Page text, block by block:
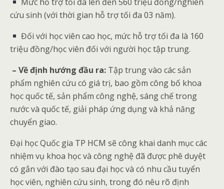
cứu sinh (với thời gian hỗ trợ tối đa 03 năm).
Đối với học viên cao học, mức hỗ trợ tối đa là 160
triệu đồng/học viên đối với người học tập trung.
– Về định hướng đầu ra: Tập trung vào các sản
phẩm nghiên cứu có giá trị, bao gồm công bố khoa
học quốc tế, sản phẩm công nghệ, sáng chế trong
nước và quốc tế, giải pháp ứng dụng và khả năng
chuyển giao.
Đại học Quốc gia TP HCM sẽ công khai danh mục các
nhiệm vụ khoa học và công nghệ đã được phê duyệt
có gắn với đào tạo sau đại học và có nhu cầu tuyển
học viên, nghiên cứu sinh, trong đó nêu rõ định